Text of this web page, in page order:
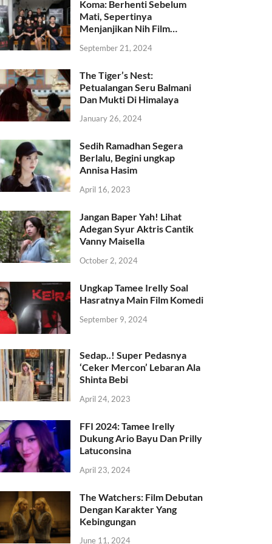
Koma: Berhenti Sebelum
Mati, Sepertinya
Menjanjikan Nih Film…
September 21, 2024
The Tiger’s Nest:
Petualangan Seru Balmani
Dan Mukti Di Himalaya
January 26, 2024
Sedih Ramadhan Segera
Berlalu, Begini ungkap
Annisa Hasim
April 16, 2023
Jangan Baper Yah! Lihat
Adegan Syur Aktris Cantik
Vanny Maisella
October 2, 2024
Ungkap Tamee Irelly Soal
Hasratnya Main Film Komedi
September 9, 2024
Sedap..! Super Pedasnya
‘Ceker Mercon’ Lebaran Ala
Shinta Bebi
April 24, 2023
FFI 2024: Tamee Irelly
Dukung Ario Bayu Dan Prilly
Latuconsina
April 23, 2024
The Watchers: Film Debutan
Dengan Karakter Yang
Kebingungan
June 11, 2024